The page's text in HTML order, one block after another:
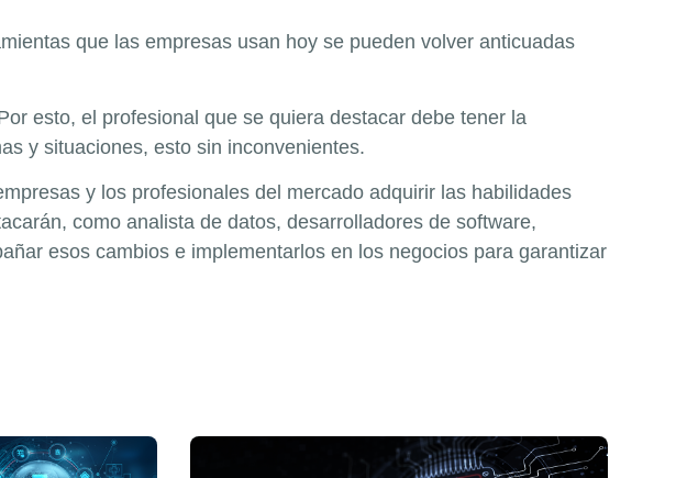
que las empresas usan hoy se pueden volver anticuadas
esto, el profesional que se quiera destacar debe tener la
y situaciones, esto sin inconvenientes.
y los profesionales del mercado adquirir las habilidades
como analista de datos, desarrolladores de software,
esos cambios e implementarlos en los negocios para garantizar